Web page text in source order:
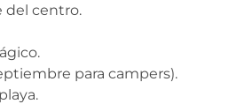
del centro.
para campers).